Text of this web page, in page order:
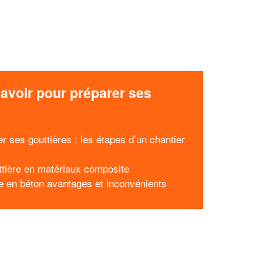
pour préparer ses
ses gouttières : les étapes d’un chantier
en matériaux composite
en béton avantages et inconvénients